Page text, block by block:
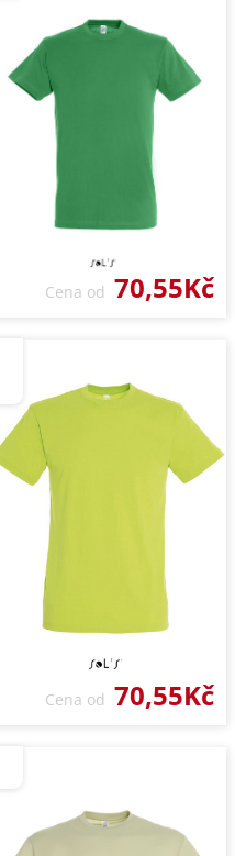
Cena od 70,55Kč
Cena od 70,55Kč